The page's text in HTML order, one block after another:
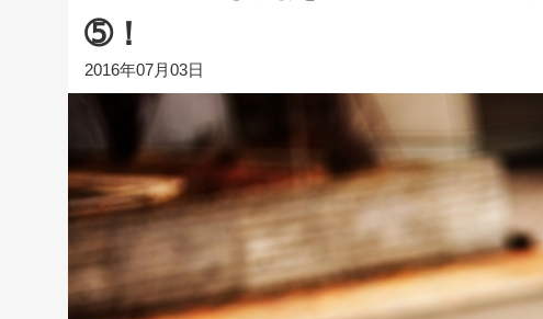
➄！
2016年07月03日